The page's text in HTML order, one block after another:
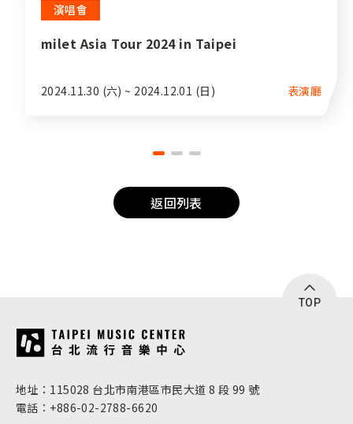
演唱會
milet Asia Tour 2024 in Taipei
2024.11.30 (六) ~ 2024.12.01 (日) 表演廳
返回列表
TOP
:::
地址：115028 台北市南港區市民大道 8 段 99 號
電話：+886-02-2788-6620